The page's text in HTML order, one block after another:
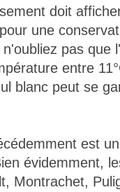
doit
une
pas que
entre
blanc peut se
est
évidemment,
Montrachet,